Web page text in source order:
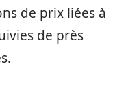
de prix liées à
de près